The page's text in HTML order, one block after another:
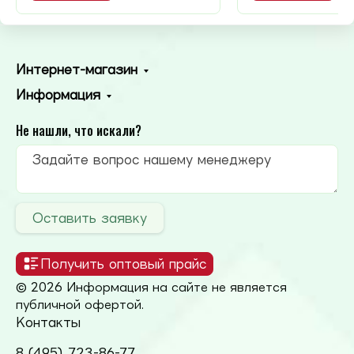
Интернет-магазин
Информация
Не нашли, что искали?
Оставить заявку
Получить оптовый прайс
© 2026 Информация на сайте не является
публичной офертой.
Контакты